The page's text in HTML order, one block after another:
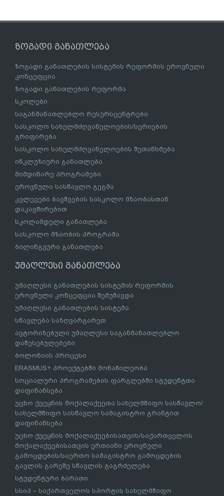
ზოგადი განათლება
ზოგადი განათლების სისტემის რეფორმის ეროვნული
კონცეფცია
ზოგადი განათლების რეფორმა
სკოლები
საგანმანათლებლო რესურსცენტრები
სასკოლო სახელმძღვანელოების/სერიების
გრიფირება
სასკოლო სახელმძღვანელოების შეთანხმება
ინკლუზიური განათლება
მიმდინარე პროგრამები
ეროვნული სასწავლო გეგმა
კვლევები ბავშვების სასკოლო მზაობასთან
დაკავშირებით
სკოლამდელი განათლება
სასკოლო მზაობის პროგრამა
ბილინგვური განათლება
უმაღლესი განათლება
უმაღლესი განათლების სისტემის რეფორმის
ეროვნული კონცეფცია შემუშავდა
უმაღლესი განათლების სისტემა
სწავლება საზღვარგარეთ
ავტორიზებული უმაღლესი საგანმანათლებლო
დაწესებულებები
ბოლონიის პროცესი
ERASMUS+ პროექტებში მონაწილეობა
სოციალური პროგრამების ფარგლებში სტუდენტთა
დაფინანსება
უცხო ქვეყნის მოქალაქეეთა სახელმწიფო სასწავლო/
სახელმწიფო სასწავლო სამაგისტრო გრანტით
დაფინანსება
უცხო ქვეყნის მოქალაქეებისათვის/საქართველოს
მოქალაქეებისათვის ერთიანი ეროვნული
გამოცდების/საერთო სამაგისტრო გამოცდების
გავლის გარეშე სწავლის გაგრძელება
სტუდენტური ბარათი
სსიპ – საქართველოს სპორტის სახელმწიფო